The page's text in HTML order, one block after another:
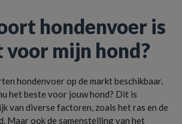
hondenvoer is
voor mijn hond?
hondenvoer op de markt beschikbaar.
het beste voor jouw hond? Dit is
van diverse factoren, zoals het ras en de
Maar ook de samenstelling van het